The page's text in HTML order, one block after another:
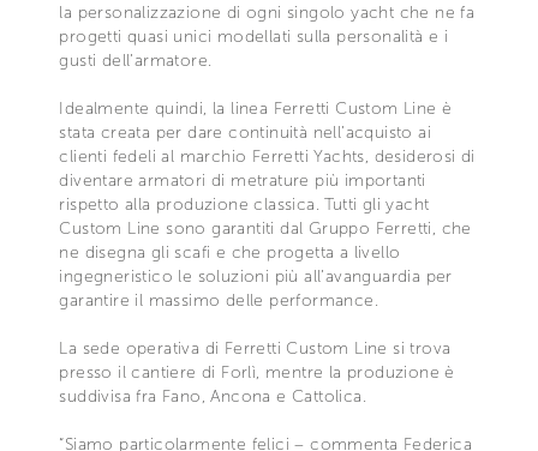
la personalizzazione di ogni singolo yacht che ne fa
progetti quasi unici modellati sulla personalità e i
gusti dell’armatore.
Idealmente quindi, la linea Ferretti Custom Line è
stata creata per dare continuità nell’acquisto ai
clienti fedeli al marchio Ferretti Yachts, desiderosi di
diventare armatori di metrature più importanti
rispetto alla produzione classica. Tutti gli yacht
Custom Line sono garantiti dal Gruppo Ferretti, che
ne disegna gli scafi e che progetta a livello
ingegneristico le soluzioni più all’avanguardia per
garantire il massimo delle performance.
La sede operativa di Ferretti Custom Line si trova
presso il cantiere di Forlì, mentre la produzione è
suddivisa fra Fano, Ancona e Cattolica.
“Siamo particolarmente felici – commenta Federica